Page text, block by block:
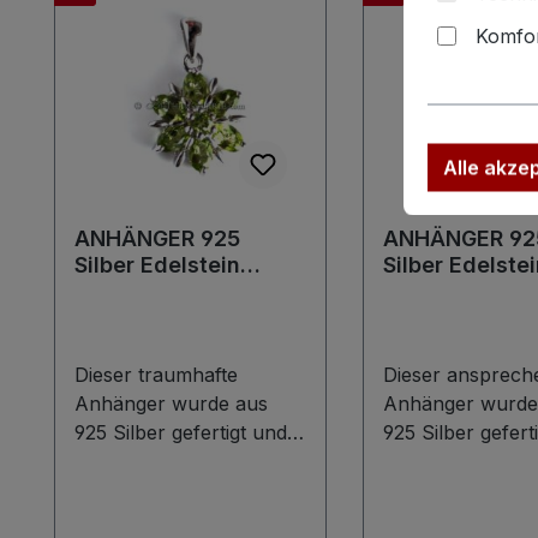
ANHÄNGER 925
Silber Edelstein
Dieser traumhafte
Anhänger wurde aus
925 Silber gefertigt und
ANHÄNGER
Silber
Dieser
Anhänger
925 Silber
Alle